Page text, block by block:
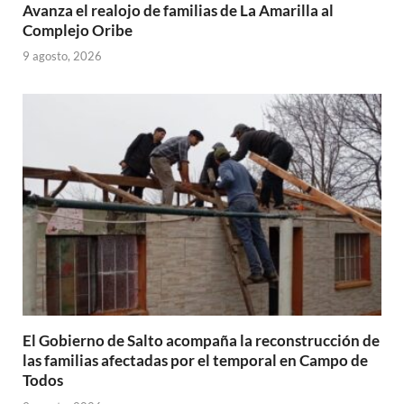
Avanza el realojo de familias de La Amarilla al
Complejo Oribe
9 agosto, 2026
El Gobierno de Salto acompaña la reconstrucción de
las familias afectadas por el temporal en Campo de
Todos